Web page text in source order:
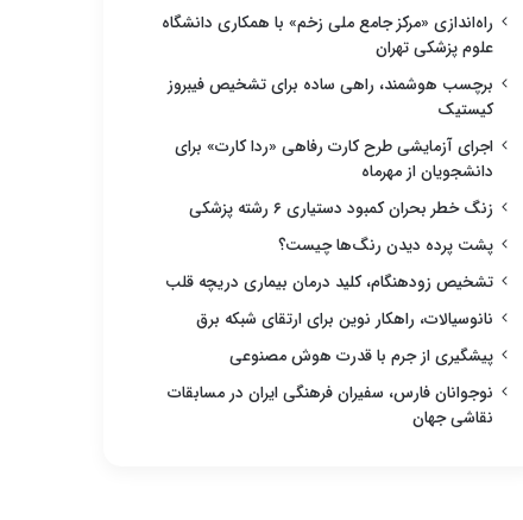
راه‌اندازی «مرکز جامع ملی زخم» با همکاری دانشگاه
علوم پزشکی تهران
برچسب هوشمند، راهی ساده برای تشخیص فیبروز
کیستیک
اجرای آزمایشی طرح کارت رفاهی «ردا کارت» برای
دانشجویان از مهرماه
زنگ خطر بحران کمبود دستیاری ۶ رشته پزشکی
پشت پرده دیدن رنگ‌ها چیست؟
تشخیص زودهنگام، کلید درمان بیماری دریچه قلب
نانوسیالات، راهکار نوین برای ارتقای شبکه برق
پیشگیری از جرم با قدرت هوش مصنوعی
نوجوانان فارس، سفیران فرهنگی ایران در مسابقات
نقاشی جهان